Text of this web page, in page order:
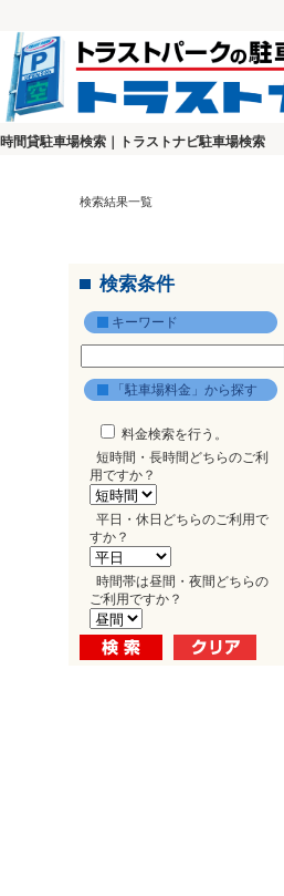
時間貸駐車場検索｜トラストナビ駐車場検索
検索結果一覧
検索条件
キーワード
「駐車場料金」から探す
料金検索を行う。
短時間・長時間どちらのご利
用ですか？
平日・休日どちらのご利用で
すか？
時間帯は昼間・夜間どちらの
ご利用ですか？